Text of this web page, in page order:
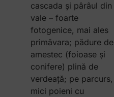
cascada și pârâul din
vale – foarte
fotogenice, mai ales
primăvara; pădure de
amestec (foioase și
conifere) plină de
verdeață; pe parcurs,
mici poieni cu